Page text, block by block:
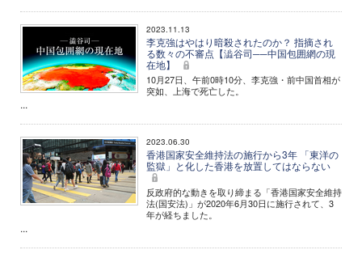
2023.11.13
李克強はやはり暗殺されたのか？ 指摘され
る数々の不審点【澁谷司──中国包囲網の現
在地】
10月27日、午前0時10分、李克強・前中国首相が
突如、上海で死亡した。
...
2023.06.30
香港国家安全維持法の施行から3年 「東洋の
監獄」と化した香港を放置してはならない
反政府的な動きを取り締まる「香港国家安全維持
法(国安法)」が2020年6月30日に施行されて、3
年が経ちました。
...